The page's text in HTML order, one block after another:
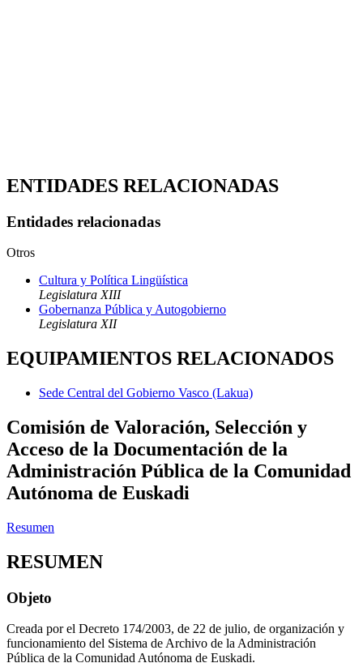
ENTIDADES RELACIONADAS
Entidades relacionadas
Otros
Cultura y Política Lingüística
Legislatura XIII
Gobernanza Pública y Autogobierno
Legislatura XII
EQUIPAMIENTOS RELACIONADOS
Sede Central del Gobierno Vasco (Lakua)
Comisión de Valoración, Selección y
Acceso de la Documentación de la
Administración Pública de la Comunidad
Autónoma de Euskadi
Resumen
RESUMEN
Objeto
Creada por el Decreto 174/2003, de 22 de julio, de organización y
funcionamiento del Sistema de Archivo de la Administración
Pública de la Comunidad Autónoma de Euskadi.